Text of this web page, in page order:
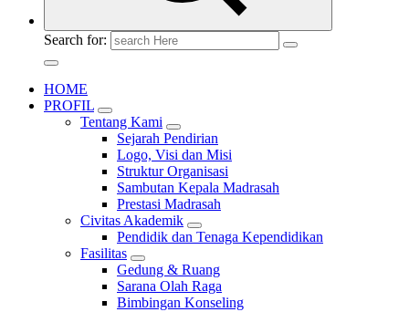
Search for:
HOME
PROFIL
Tentang Kami
Sejarah Pendirian
Logo, Visi dan Misi
Struktur Organisasi
Sambutan Kepala Madrasah
Prestasi Madrasah
Civitas Akademik
Pendidik dan Tenaga Kependidikan
Fasilitas
Gedung & Ruang
Sarana Olah Raga
Bimbingan Konseling